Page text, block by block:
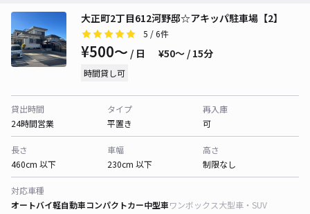
大正町2丁目612河野邸☆アキッパ駐車場【2】
5 / 6件
¥500〜 / 日 ¥50〜 / 15分
時間貸し可
貸出時間
24時間営業
タイプ
平置き
再入庫
可
長さ
460cm 以下
車幅
230cm 以下
高さ
制限なし
対応車種
オートバイ軽自動車コンパクトカー中型車ワンボックス大型車・SUV